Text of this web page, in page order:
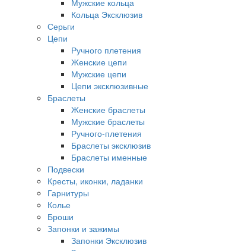
Кольца Эксклюзив
Серьги
Цепи
Ручного плетения
Женские цепи
Мужские цепи
Цепи эксклюзивные
Браслеты
Женские браслеты
Мужские браслеты
Ручного-плетения
Браслеты эксклюзив
Браслеты именные
Подвески
Кресты, иконки, ладанки
Гарнитуры
Колье
Броши
Запонки и зажимы
Запонки Эксклюзив